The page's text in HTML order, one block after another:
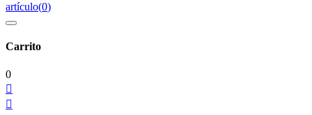
artículo(0)
Carrito
0

